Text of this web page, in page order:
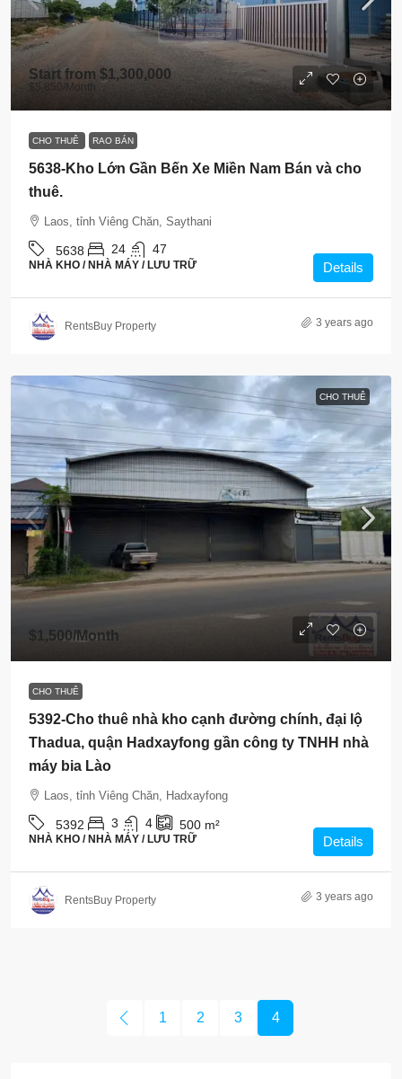
Start from $1,300,000
$5,850/Month
CHO THUÊ RAO BÁN
5638-Kho Lớn Gần Bến Xe Miền Nam Bán và cho
thuê.
Laos, tỉnh Viêng Chăn, Saythani
5638 24 47
NHÀ KHO / NHÀ MÁY / LƯU TRỮ Details
RentsBuy Property 3 years ago
CHO THUÊ
$1,500/Month
CHO THUÊ
5392-Cho thuê nhà kho cạnh đường chính, đại lộ
Thadua, quận Hadxayfong gần công ty TNHH nhà
máy bia Lào
Laos, tỉnh Viêng Chăn, Hadxayfong
5392 3 4 500 m²
NHÀ KHO / NHÀ MÁY / LƯU TRỮ Details
RentsBuy Property 3 years ago
1 2 3 4